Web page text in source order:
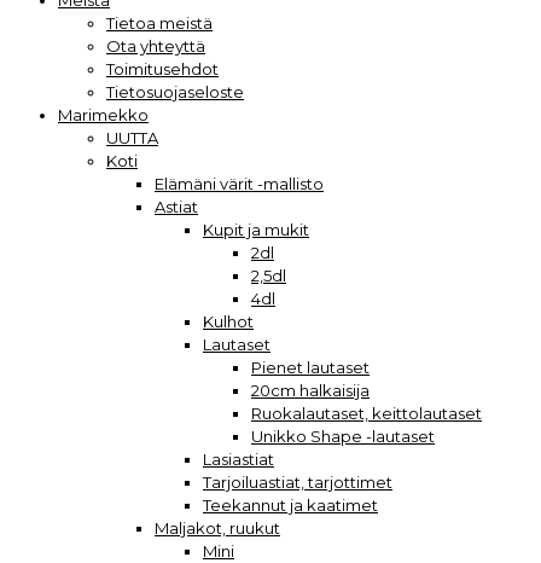
Tietoa meistä
Ota yhteyttä
Toimitusehdot
Tietosuojaseloste
Marimekko
UUTTA
Koti
Elämäni värit -mallisto
Astiat
Kupit ja mukit
2dl
2,5dl
4dl
Kulhot
Lautaset
Pienet lautaset
20cm halkaisija
Ruokalautaset, keittolautaset
Unikko Shape -lautaset
Lasiastiat
Tarjoiluastiat, tarjottimet
Teekannut ja kaatimet
Maljakot, ruukut
Mini